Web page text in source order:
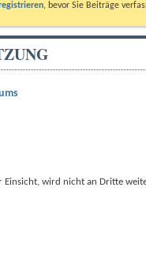
, bevor Sie Beiträge
Einsicht, wird nicht an Dritte